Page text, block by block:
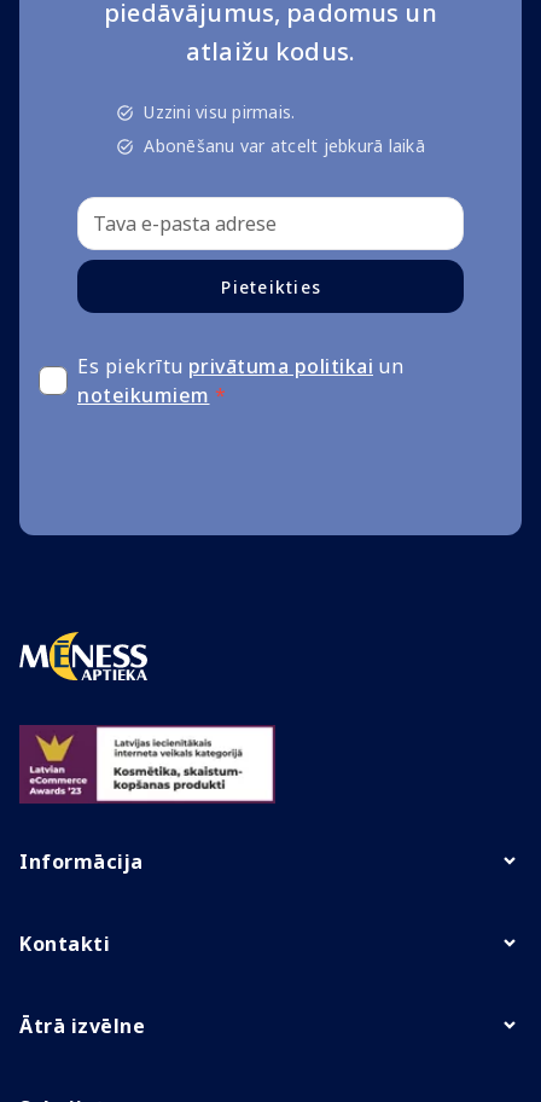
piedāvājumus, padomus un
atlaižu kodus.
Uzzini visu pirmais.
Abonēšanu var atcelt jebkurā laikā
Pieteikties
Es piekrītu privātuma politikai un
noteikumiem *
Informācija
Kontakti
Ātrā izvēlne